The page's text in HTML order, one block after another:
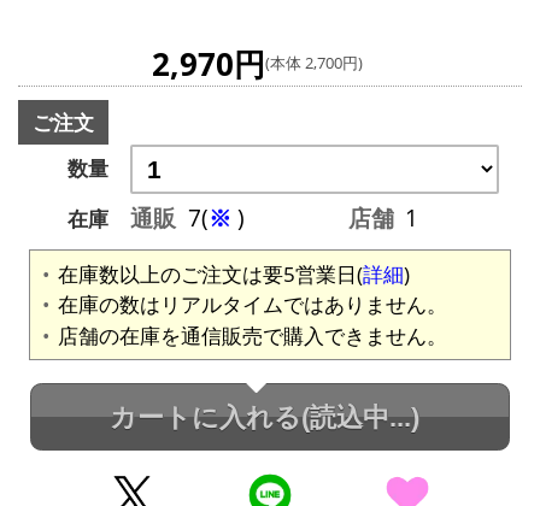
2,970円(本体 2,700円)
ご注文
数量
在庫
通販 7(※ ) 店舗 1
在庫数以上のご注文は要5営業日(詳細)
在庫の数はリアルタイムではありません。
店舗の在庫を通信販売で購入できません。
カートに入れる(読込中...)